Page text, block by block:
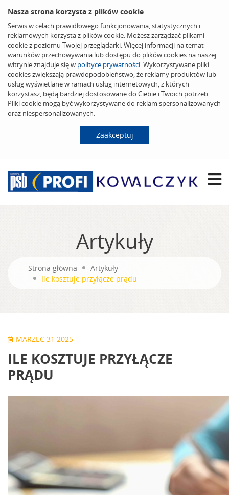
Nasza strona korzysta z plików cookie
Serwis w celach prawidłowego funkcjonowania, statystycznych i
reklamowych korzysta z plików cookie. Możesz zarządzać plikami
cookie z poziomu Twojej przeglądarki. Więcej informacji na temat
warunków przechowywania lub dostępu do plików cookies na naszej
witrynie znajduje się w polityce prywatności. Wykorzystywane pliki
cookies zwiększają prawdopodobieństwo, że reklamy produktów lub
usług wyświetlane w ramach usług internetowych, z których
korzystasz, będą bardziej dostosowane do Ciebie i Twoich potrzeb.
Pliki cookie mogą być wykorzystywane do reklam spersonalizowanych
oraz niespersonalizowanych.
Zaakceptuj
Artykuły
Strona główna
Artykuły
Ile kosztuje przyłącze prądu
MARZEC 31 2025
ILE KOSZTUJE PRZYŁĄCZE
PRĄDU